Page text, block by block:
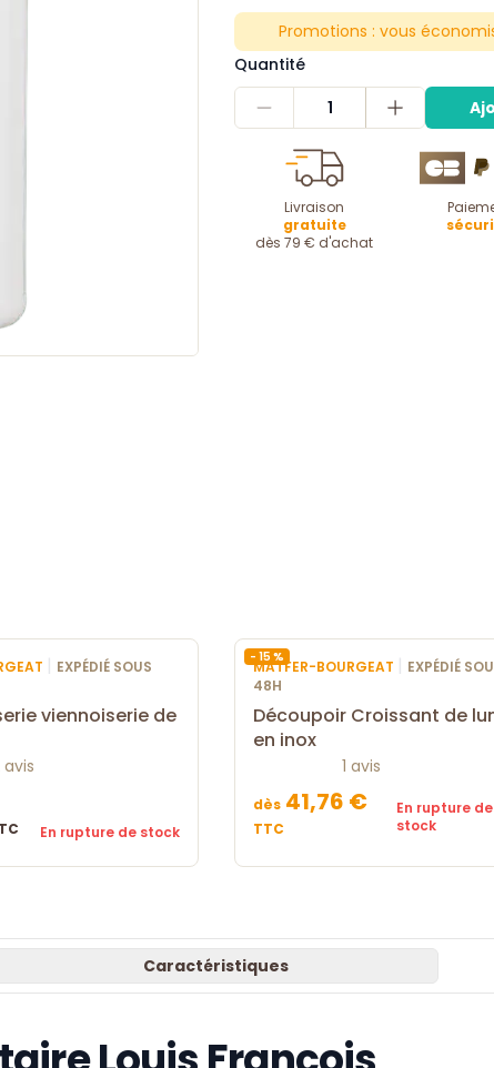
Promotions : vous
Quantité
1
Livraison
gratuite
dès 79 € d'achat
| EXPÉDIÉ SOUS
viennoiserie de
avis
En rupture de stock
- 15 %
MATFER-BOURGEAT | EXPÉDIÉ
48H
Découpoir Croissant de
en inox
1 avis
dès 41,76 €
TTC
En rupture de
stock
Caractéristiques